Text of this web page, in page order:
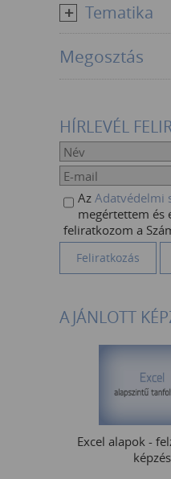
Tematika
Megosztás
HÍRLEVÉL
Az Adatvédelmi
megértettem és
feliratkozom a
AJÁNLOTT
Excel alapok -
képzés